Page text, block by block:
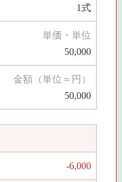
1式
単価・単位
50,000
金額（単位＝円）
50,000
-6,000